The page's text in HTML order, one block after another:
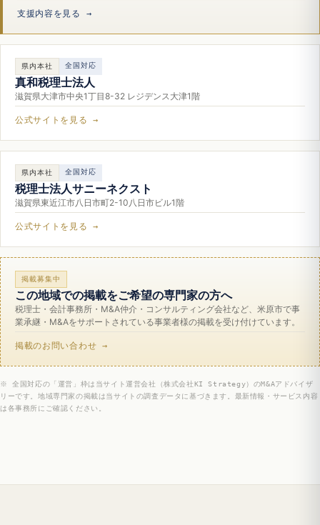
支援内容を見る →
県内本社 全国対応
真和税理士法人
滋賀県大津市中央1丁目8-32 レジデンス大津1階
公式サイトを見る →
県内本社 全国対応
税理士法人サニーネクスト
滋賀県東近江市八日市町2-10八日市ビル1階
公式サイトを見る →
掲載募集中
この地域での掲載をご希望の専門家の方へ
税理士・会計事務所・M&A仲介・コンサルティング会社など、米原市で事
業承継・M&Aをサポートされている事業者様の掲載を受け付けています。
掲載のお問い合わせ →
※ 全国対応の「運営」枠は当サイト運営会社（株式会社KI Strategy）のM&Aアドバイザ
リーです。地域専門家の掲載は当サイトの調査データに基づきます。最新情報・サービス内容
は各事務所にご確認ください。